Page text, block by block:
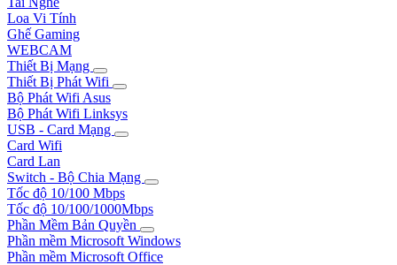
Loa Vi Tính
Ghế Gaming
WEBCAM
Thiết Bị Mạng
Thiết Bị Phát Wifi
Bộ Phát Wifi Asus
Bộ Phát Wifi Linksys
USB - Card Mạng
Card Wifi
Card Lan
Switch - Bộ Chia Mạng
Tốc độ 10/100 Mbps
Tốc độ 10/100/1000Mbps
Phần Mềm Bản Quyền
Phần mềm Microsoft Windows
Phần mềm Microsoft Office